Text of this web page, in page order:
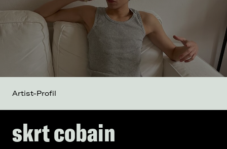
skrt cobain
Artist-Profil